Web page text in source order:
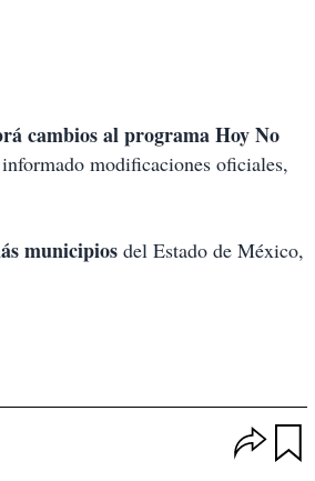
cambios al programa Hoy No
modificaciones oficiales,
municipios del Estado de México,
p